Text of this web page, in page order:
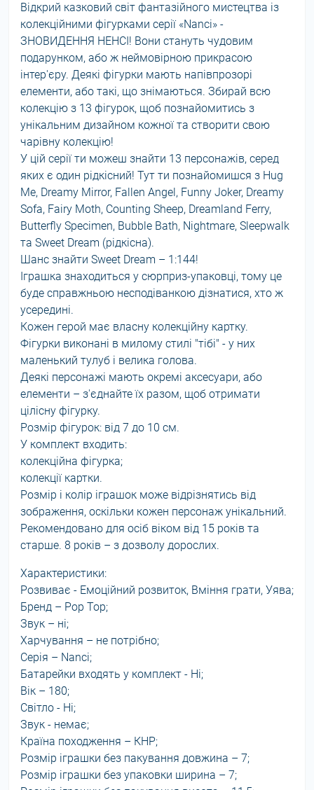
Відкрий казковий світ фантазійного мистецтва із
колекційними фігурками серії «Nanci» -
ЗНОВИДЕННЯ НЕНСІ! Вони стануть чудовим
подарунком, або ж неймовірною прикрасою
інтер'єру. Деякі фігурки мають напівпрозорі
елементи, або такі, що знімаються. Збирай всю
колекцію з 13 фігурок, щоб познайомитись з
унікальним дизайном кожної та створити свою
чарівну колекцію!
У цій серії ти можеш знайти 13 персонажів, серед
яких є один рідкісний! Тут ти познайомишся з Hug
Me, Dreamy Mirror, Fallen Angel, Funny Joker, Dreamy
Sofa, Fairy Moth, Counting Sheep, Dreamland Ferry,
Butterfly Specimen, Bubble Bath, Nightmare, Sleepwalk
та Sweet Dream (рідкісна).
Шанс знайти Sweet Dream – 1:144!
Іграшка знаходиться у сюрприз-упаковці, тому це
буде справжньою несподіванкою дізнатися, хто ж
усередині.
Кожен герой має власну колекційну картку.
Фігурки виконані в милому стилі "тібі" - у них
маленький тулуб і велика голова.
Деякі персонажі мають окремі аксесуари, або
елементи – з'єднайте їх разом, щоб отримати
цілісну фігурку.
Розмір фігурок: від 7 до 10 см.
У комплект входить:
колекційна фігурка;
колекції картки.
Розмір і колір іграшок може відрізнятись від
зображення, оскільки кожен персонаж унікальний.
Рекомендовано для осіб віком від 15 років та
старше. 8 років – з дозволу дорослих.
Характеристики:
Розвиває - Емоційний розвиток, Вміння грати, Уява;
Бренд – Pop Top;
Звук – ні;
Харчування – не потрібно;
Серія – Nanci;
Батарейки входять у комплект - Ні;
Вік – 180;
Світло - Ні;
Звук - немає;
Країна походження – КНР;
Розмір іграшки без пакування довжина – 7;
Розмір іграшки без упаковки ширина – 7;